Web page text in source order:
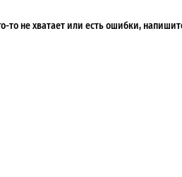
то не хватает или есть ошибки,